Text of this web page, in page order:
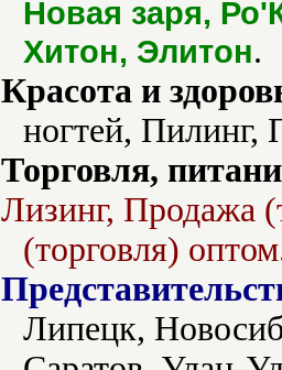
Новая заря,
Хитон, Элитон.
Красота и
ногтей, Пилинг,
Торговля,
Лизинг, Продажа
(торговля)
Липецк,